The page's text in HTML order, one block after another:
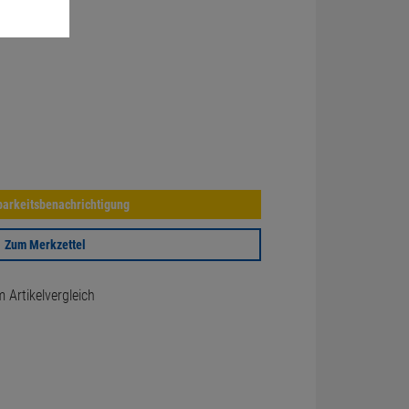
Zum Merkzettel
Artikelvergleich